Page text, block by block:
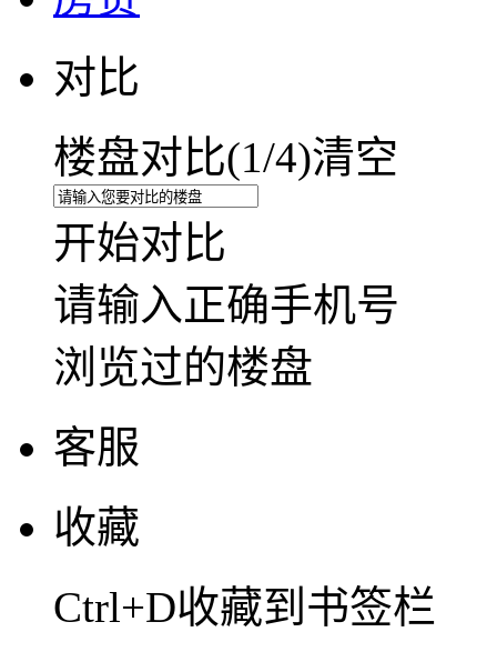
对比
楼盘对比(1/4)清空
开始对比
请输入正确手机号
浏览过的楼盘
客服
收藏
Ctrl+D收藏到书签栏